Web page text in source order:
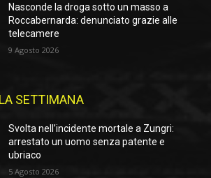
Nasconde la droga sotto un masso a
Roccabernarda: denunciato grazie alle
telecamere
9 Agosto 2026
SETTIMANA
Svolta nell’incidente mortale a Zungri:
arrestato un uomo senza patente e
ubriaco
5 Agosto 2026